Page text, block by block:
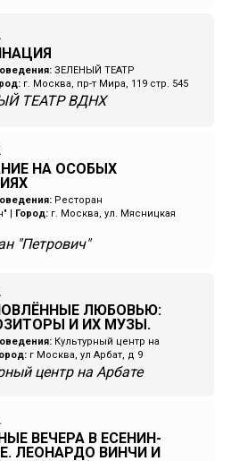
ЗЕЛЕНЫЙ ТЕАТР
г. Москва, пр-т Мира, 119 стр. 545
ТЕАТР ВДНХ
НА ОСОБЫХ
Ресторан
Город: г. Москва, ул. Мясницкая
"Петрович"
ЛЮБОВЬЮ:
И ИХ МУЗЫ.
Культурный центр на
г Москва, ул Арбат, д 9
центр на Арбате
ВЕЧЕРА В ЕСЕНИН-
ЛЕОНАРДО ВИНЧИ И